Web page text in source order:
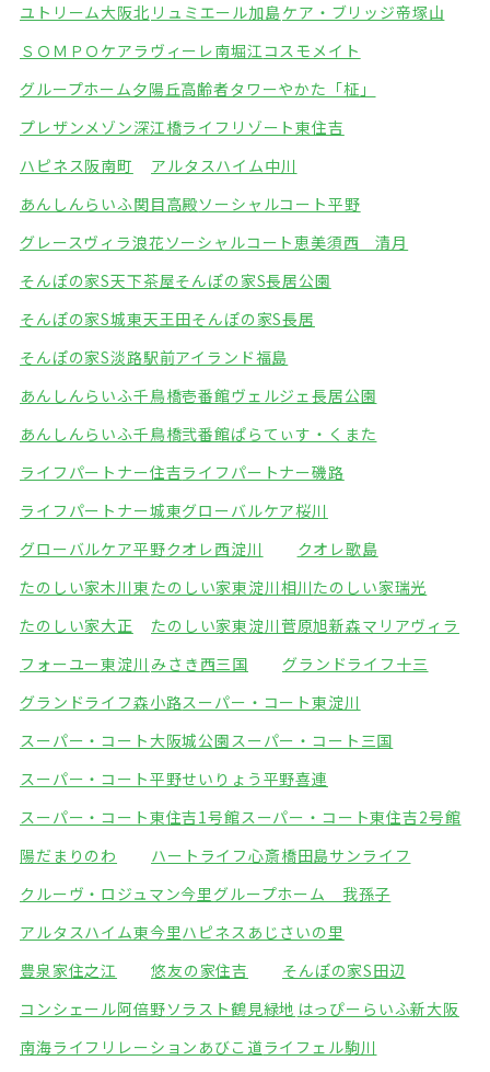
ユトリーム大阪北 リュミエール加島ケア・ブリッジ帝塚山
ＳＯＭＰＯケアラヴィーレ南堀江コスモメイト
グループホーム夕陽丘高齢者タワーやかた「柾」
プレザンメゾン深江橋ライフリゾート東住吉
ハピネス阪南町
アルタスハイム中川
あんしんらいふ関目高殿ソーシャルコート平野
グレースヴィラ浪花ソーシャルコート恵美須西 清月
そんぽの家S天下茶屋そんぽの家S長居公園
そんぽの家S城東天王田そんぽの家S長居
そんぽの家S淡路駅前アイランド福島
あんしんらいふ千鳥橋壱番館ヴェルジェ長居公園
あんしんらいふ千鳥橋弐番館ぱらてぃす・くまた
ライフパートナー住吉ライフパートナー磯路
ライフパートナー城東グローバルケア桜川
グローバルケア平野クオレ西淀川
クオレ歌島
たのしい家木川東 たのしい家東淀川相川たのしい家瑞光
たのしい家大正
たのしい家東淀川菅原旭新森マリアヴィラ
フォーユー東淀川 みさき西三国
グランドライフ十三
グランドライフ森小路スーパー・コート東淀川
スーパー・コート大阪城公園スーパー・コート三国
スーパー・コート平野せいりょう平野喜連
スーパー・コート東住吉1号館スーパー・コート東住吉2号館
陽だまりのわ
ハートライフ心斎橋田島サンライフ
クルーヴ・ロジュマン今里 グループホーム 我孫子
アルタスハイム東今里ハピネスあじさいの里
豊泉家住之江
悠友の家住吉
そんぽの家S田辺
コンシェール阿倍野ソラスト鶴見緑地 はっぴーらいふ新大阪
南海ライフリレーションあびこ道ライフェル駒川